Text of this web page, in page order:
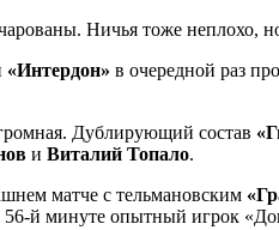
Ничья тоже неплохо,
«Интердон» в очередной раз
Дублирующий состав
и Виталий Топало.
матче с тельмановским
й минуте опытный игрок